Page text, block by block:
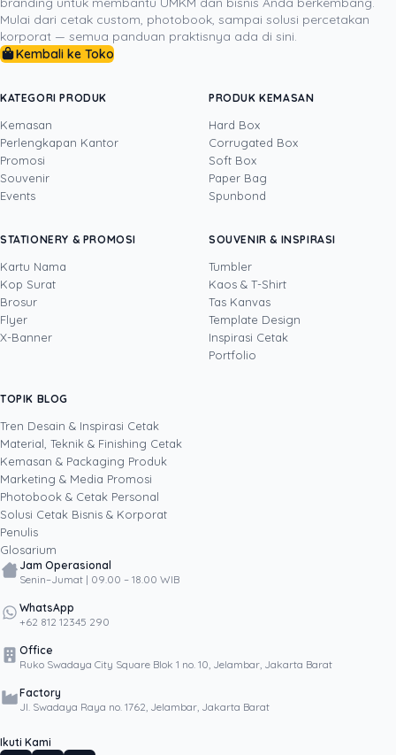
brand Anda. Jangan biarkan kartu nama Anda menjadi
salah satu yang dibuang begitu saja. Biarkan ia menjadi
aset strategis yang membantu
berikutnya.
DITULIS OLEH
· Cofounder
Uprint.id, pakar dengan pengalaman lebih dari
20 tahun yang menguasai tiga disiplin
sekaligus: produksi percetakan dan kemasan
(offset, digital printing, quality control), digital
marketing, serta pemrograman dan AI. Ia
memahami bisnis cetak langsung dari lantai
produksi sampai baris kode, dari menghitung
sampai kemasan produk, selalu dengan
kacamata data dan dampak bisnis nyata.
Lihat profil →
Popular
Mulai dari cetak custom, photobook, sampai solusi percetakan
korporat — semua panduan praktisnya ada di sini.
Kembali ke Toko
KATEGORI PRODUK
Kemasan
Perlengkapan Kantor
Promosi
Souvenir
Events
PRODUK KEMASAN
Hard Box
Corrugated Box
Soft Box
Paper Bag
Spunbond
STATIONERY & PROMOSI
Kartu Nama
Kop Surat
Brosur
Flyer
X-Banner
SOUVENIR & INSPIRASI
Tumbler
Kaos & T-Shirt
Tas Kanvas
Template Design
Inspirasi Cetak
Portfolio
TOPIK BLOG
Tren Desain & Inspirasi Cetak
Material, Teknik & Finishing Cetak
Kemasan & Packaging Produk
Marketing & Media Promosi
Photobook & Cetak Personal
Solusi Cetak Bisnis & Korporat
Penulis
Glosarium
Jam Operasional
Senin–Jumat | 09.00 – 18.00 WIB
WhatsApp
+62 812 12345 290
Office
Ruko Swadaya City Square Blok 1 no. 10, Jelambar, Jakarta Barat
Factory
Jl. Swadaya Raya no. 1762, Jelambar, Jakarta Barat
Ikuti Kami